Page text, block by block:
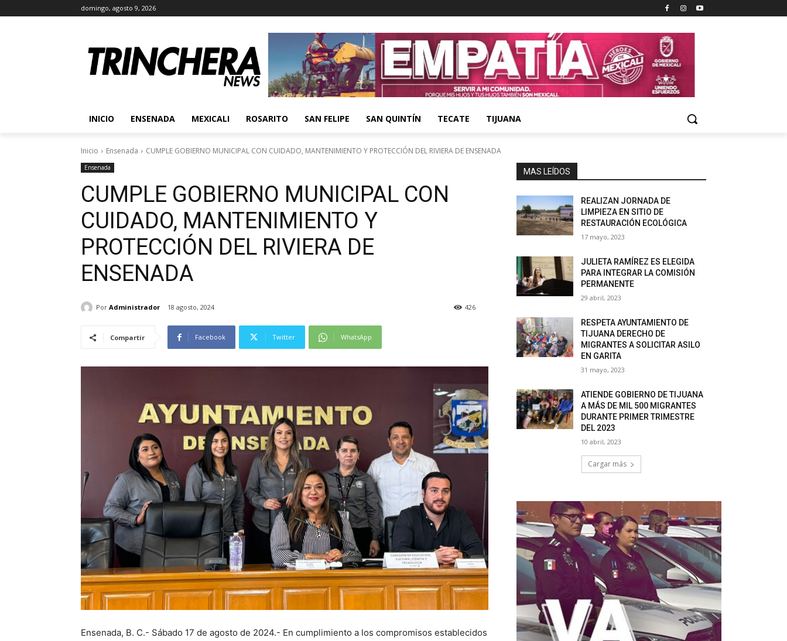
domingo, agosto 9, 2026
INICIO ENSENADA MEXICALI ROSARITO SAN FELIPE SAN QUINTÍN TECATE TIJUANA
Inicio Ensenada CUMPLE GOBIERNO MUNICIPAL CON CUIDADO, MANTENIMIENTO Y PROTECCIÓN DEL RIVIERA DE ENSENADA
Ensenada
CUMPLE GOBIERNO MUNICIPAL CON
CUIDADO, MANTENIMIENTO Y
PROTECCIÓN DEL RIVIERA DE
ENSENADA
Por Administrador 18 agosto, 2024 426
Compartir Facebook Twitter WhatsApp
Ensenada, B. C.- Sábado 17 de agosto de 2024.- En cumplimiento a los compromisos establecidos
MAS LEÍDOS
REALIZAN JORNADA DE
LIMPIEZA EN SITIO DE
RESTAURACIÓN ECOLÓGICA
17 mayo, 2023
JULIETA RAMÍREZ ES ELEGIDA
PARA INTEGRAR LA COMISIÓN
PERMANENTE
29 abril, 2023
RESPETA AYUNTAMIENTO DE
TIJUANA DERECHO DE
MIGRANTES A SOLICITAR ASILO
EN GARITA
31 mayo, 2023
ATIENDE GOBIERNO DE TIJUANA
A MÁS DE MIL 500 MIGRANTES
DURANTE PRIMER TRIMESTRE
DEL 2023
10 abril, 2023
Cargar más